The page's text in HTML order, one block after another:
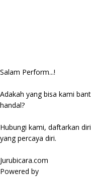
Salam Perform...!
Adakah yang bisa kami
handal?
Hubungi kami, daftarkan
yang percaya diri.
Jurubicara.com
Powered by